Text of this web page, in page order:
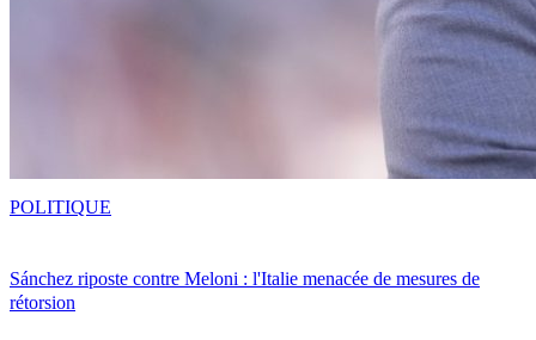
Sánchez riposte contre Meloni : l'Italie menacée de mesures de
rétorsion
POLITIQUE